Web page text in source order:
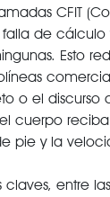
CFIT
de
Esto
o el
reciba
pie y la
entre